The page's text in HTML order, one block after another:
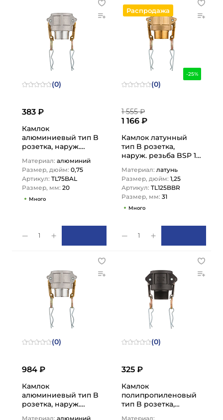
(0)
383 ₽
Камлок
алюминиевый тип B
розетка, наруж.
TL75BAL TITAN…
Материал: алюминий
Размер, дюйм: 0,75
Артикул: TL75BAL
Размер, мм: 20
Много
1
-25%
Распродажа
(0)
1 555 ₽
1 166 ₽
Камлок латунный
тип B розетка,
наруж. резьба BSP 1
Материал: латунь
Размер, дюйм: 1,25
Артикул: TL125BBR
Размер, мм: 31
Много
1
(0)
984 ₽
Камлок
алюминиевый тип B
розетка, наруж.
Материал: алюминий
(0)
325 ₽
Камлок
полипропиленовый
тип B розетка,
Материал: